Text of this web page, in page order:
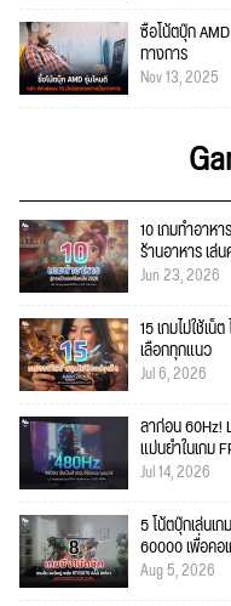
ซื้อโน้ตบุ๊ก
ทางการ
Nov 13, 2025
10 เกมทำอาห
ร้านอาหาร เล่
Jun 23, 2026
15 เกมไม่ใช้เ
เลือกทุกแนว
Jul 6, 2026
ลาก่อน 60Hz!
แม่นยำในเกม
Jul 14, 2026
5 โน้ตบุ๊กเล่นเ
60000 เพื่อคอ
Aug 5, 2026